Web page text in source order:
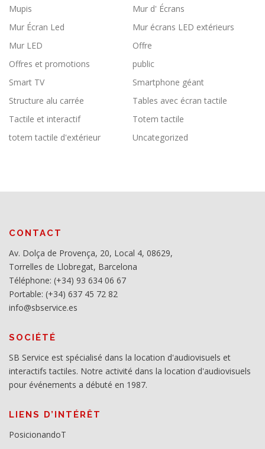
Mupis
Mur d' Écrans
Mur Écran Led
Mur écrans LED extérieurs
Mur LED
Offre
Offres et promotions
public
Smart TV
Smartphone géant
Structure alu carrée
Tables avec écran tactile
Tactile et interactif
Totem tactile
totem tactile d'extérieur
Uncategorized
CONTACT
Av. Dolça de Provença, 20, Local 4, 08629,
Torrelles de Llobregat, Barcelona
Téléphone: (+34) 93 634 06 67
Portable: (+34) 637 45 72 82
info@sbservice.es
SOCIÉTÉ
SB Service est spécialisé dans la location d'audiovisuels et
interactifs tactiles. Notre activité dans la location d'audiovisuels
pour événements a débuté en 1987.
LIENS D’INTÉRÊT
PosicionandoT